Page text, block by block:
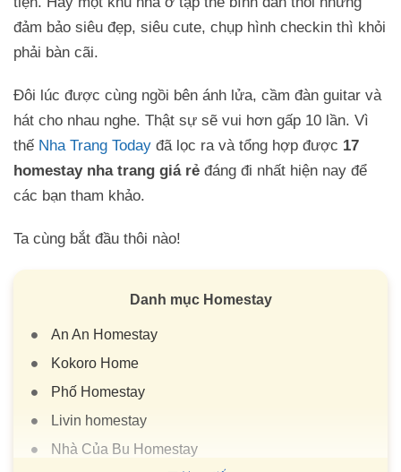
đảm bảo siêu đẹp, siêu cute, chụp hình checkin thì khỏi
phải bàn cãi.
Đôi lúc được cùng ngồi bên ánh lửa, cầm đàn guitar và
hát cho nhau nghe. Thật sự sẽ vui hơn gấp 10 lần. Vì
thế Nha Trang Today đã lọc ra và tổng hợp được 17
homestay nha trang giá rẻ đáng đi nhất hiện nay để
các bạn tham khảo.
Ta cùng bắt đầu thôi nào!
Danh mục Homestay
An An Homestay
Kokoro Home
Phố Homestay
Livin homestay
Nhà Của Bu Homestay